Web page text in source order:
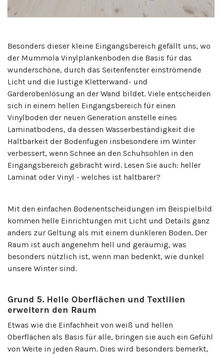
Besonders dieser kleine Eingangsbereich gefällt uns, wo
der Mummola Vinylplankenboden die Basis für das
wunderschöne, durch das Seitenfenster einströmende
Licht und die lustige Kletterwand- und
Garderobenlösung an der Wand bildet. Viele entscheiden
sich in einem hellen Eingangsbereich für einen
Vinylboden der neuen Generation anstelle eines
Laminatbodens, da dessen Wasserbeständigkeit die
Haltbarkeit der Bodenfugen insbesondere im Winter
verbessert, wenn Schnee an den Schuhsohlen in den
Eingangsbereich gebracht wird. Lesen Sie auch: heller
Laminat oder Vinyl - welches ist haltbarer?
Mit den einfachen Bodenentscheidungen im Beispielbild
kommen helle Einrichtungen mit Licht und Details ganz
anders zur Geltung als mit einem dunkleren Boden. Der
Raum ist auch angenehm hell und geräumig, was
besonders nützlich ist, wenn man bedenkt, wie dunkel
unsere Winter sind.
Grund 5. Helle Oberflächen und Textilien
erweitern den Raum
Etwas wie die Einfachheit von weiß und hellen
Oberflächen als Basis für alle, bringen sie auch ein Gefühl
von Weite in jeden Raum. Dies wird besonders bemerkt,